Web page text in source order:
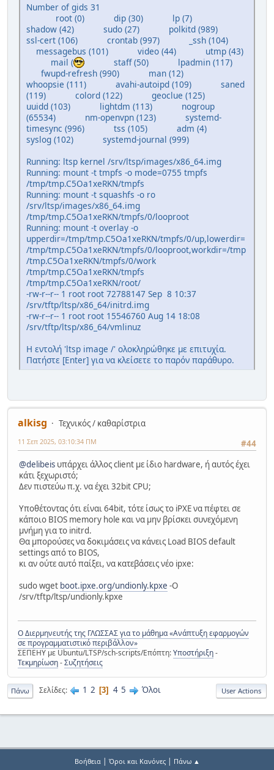
Number of gids 31
root (0) dip (30) lp (7)
shadow (42) sudo (27) polkitd (989)
ssl-cert (106) crontab (997) _ssh (104)
messagebus (101) video (44) utmp (43)
mail (
staff (50) lpadmin (117)
fwupd-refresh (990) man (12)
whoopsie (111) avahi-autoipd (109) saned
(119) colord (122) geoclue (125)
uuidd (103) lightdm (113) nogroup
(65534) nm-openvpn (123) systemd-
timesync (996) tss (105) adm (4)
syslog (102) systemd-journal (999)
Running: ltsp kernel /srv/ltsp/images/x86_64.img
Running: mount -t tmpfs -o mode=0755 tmpfs
/tmp/tmp.C5Oa1xeRKN/tmpfs
Running: mount -t squashfs -o ro
/srv/ltsp/images/x86_64.img
/tmp/tmp.C5Oa1xeRKN/tmpfs/0/looproot
Running: mount -t overlay -o
upperdir=/tmp/tmp.C5Oa1xeRKN/tmpfs/0/up,lowerdir=
/tmp/tmp.C5Oa1xeRKN/tmpfs/0/looproot,workdir=/tmp
/tmp.C5Oa1xeRKN/tmpfs/0/work
/tmp/tmp.C5Oa1xeRKN/tmpfs
/tmp/tmp.C5Oa1xeRKN/root/
-rw-r--r-- 1 root root 72788147 Sep 8 10:37
/srv/tftp/ltsp/x86_64/initrd.img
-rw-r--r-- 1 root root 15546760 Aug 14 18:08
/srv/tftp/ltsp/x86_64/vmlinuz
Η εντολή 'ltsp image /' ολοκληρώθηκε με επιτυχία.
Πατήστε [Enter] για να κλείσετε το παρόν παράθυρο.
alkisg
Τεχνικός / καθαρίστρια
#44
11 Σεπ 2025, 03:10:34 ΠΜ
@delibeis υπάρχει άλλος client με ίδιο hardware, ή αυτός έχει
κάτι ξεχωριστό;
Δεν πιστεύω π.χ. να έχει 32bit CPU;
Υποθέτοντας ότι είναι 64bit, τότε ίσως το iPXE να πέφτει σε
κάποιο BIOS memory hole και να μην βρίσκει συνεχόμενη
μνήμη για το initrd.
Θα μπορούσες να δοκιμάσεις να κάνεις Load BIOS default
settings από το BIOS,
κι αν ούτε αυτό παίξει, να κατεβάσεις νέο ipxe:
sudo wget boot.ipxe.org/undionly.kpxe -O
/srv/tftp/ltsp/undionly.kpxe
Ο Διερμηνευτής της ΓΛΩΣΣΑΣ για το μάθημα «Ανάπτυξη εφαρμογών
σε προγραμματιστικό περιβάλλον»
ΣΕΠΕΗΥ με Ubuntu/LTSP/sch-scripts/Επόπτη:Υποστήριξη-
Τεκμηρίωση-Συζητήσεις
Πάνω Σελίδες 1 2 3 4 5 Όλοι User Actions
Βοήθεια| Όροι και Κανόνες| Πάνω ▲